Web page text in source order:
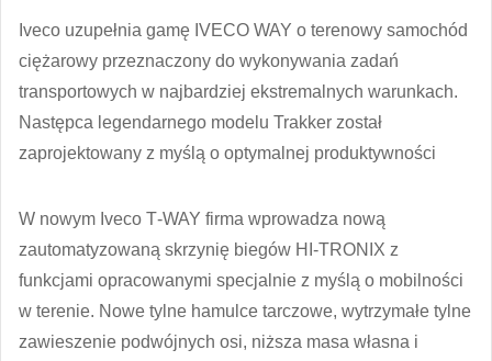
Iveco uzupełnia gamę IVECO WAY o terenowy samochód
ciężarowy przeznaczony do wykonywania zadań
transportowych w najbardziej ekstremalnych warunkach.
Następca legendarnego modelu Trakker został
zaprojektowany z myślą o optymalnej produktywności
​W nowym Iveco T‑WAY firma wprowadza nową
zautomatyzowaną skrzynię biegów HI‑TRONIX z
funkcjami opracowanymi specjalnie z myślą o mobilności
w terenie. Nowe tylne hamulce tarczowe, wytrzymałe tylne
zawieszenie podwójnych osi, niższa masa własna i